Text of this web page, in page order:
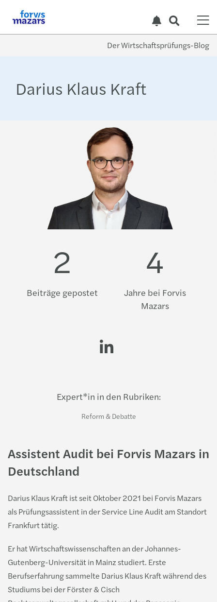
Der Wirtschaftsprüfungs-Blog
Darius Klaus Kraft
2
Beiträge gepostet
4
Jahre bei Forvis
Mazars
Expert*in in den Rubriken:
Reform & Debatte
Assistent Audit bei Forvis Mazars in
Deutschland
Darius Klaus Kraft ist seit Oktober 2021 bei Forvis Mazars
als Prüfungsassistent in der Service Line Audit am Standort
Frankfurt tätig.
Er hat Wirtschaftswissenschaften an der Johannes-
Gutenberg-Universität in Mainz studiert. Erste
Berufserfahrung sammelte Darius Klaus Kraft während des
Studiums bei der Förster & Cisch